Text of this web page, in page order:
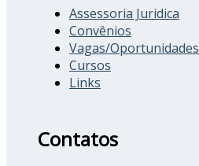
Assessoria Juridica
Convênios
Vagas/Oportunidades
Cursos
Links
Contatos